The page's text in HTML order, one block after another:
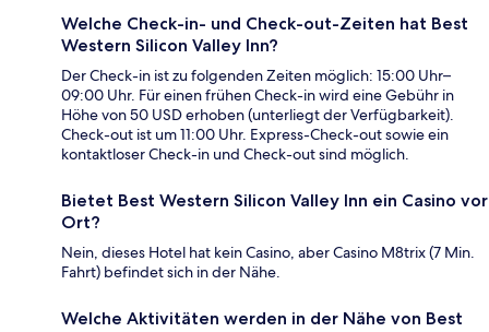
Welche Check-in- und Check-out-Zeiten hat Best
Western Silicon Valley Inn?
Der Check-in ist zu folgenden Zeiten möglich: 15:00 Uhr–
09:00 Uhr. Für einen frühen Check-in wird eine Gebühr in
Höhe von 50 USD erhoben (unterliegt der Verfügbarkeit).
Check-out ist um 11:00 Uhr. Express-Check-out sowie ein
kontaktloser Check-in und Check-out sind möglich.
Bietet Best Western Silicon Valley Inn ein Casino vor
Ort?
Nein, dieses Hotel hat kein Casino, aber Casino M8trix (7 Min.
Fahrt) befindet sich in der Nähe.
Welche Aktivitäten werden in der Nähe von Best